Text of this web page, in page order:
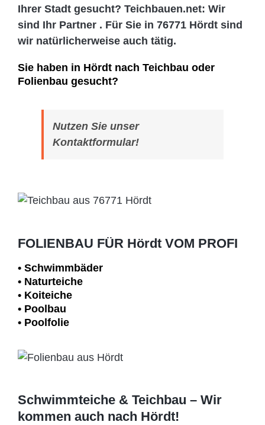
Ihrer Stadt gesucht? Teichbauen.net: Wir
sind Ihr Partner . Für Sie in 76771 Hördt sind
wir natürlicherweise auch tätig.
Sie haben in Hördt nach Teichbau oder
Folienbau gesucht?
Nutzen Sie unser
Kontaktformular!
FOLIENBAU FÜR Hördt VOM PROFI
• Schwimm­bäder
• Naturteiche
• Koiteiche
• Poolbau
• Poolfolie
Schwimmteiche & Teichbau – Wir
kommen auch nach Hördt!